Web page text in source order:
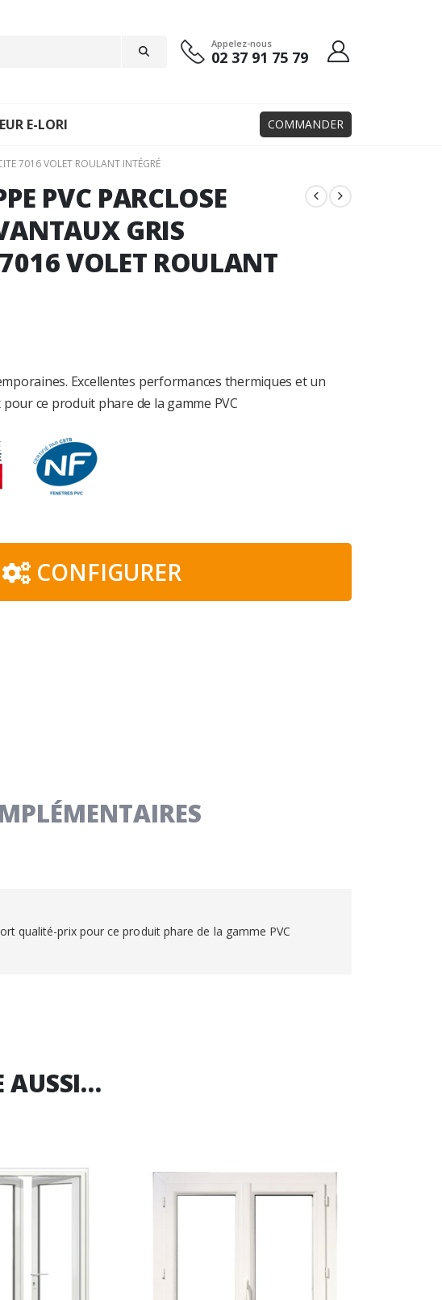
Appelez-nous
02 37 91 75 79
E-LORI COMMANDER
7016 VOLET ROULANT INTÉGRÉ
PVC PARCLOSE
GRIS
VOLET ROULANT
Excellentes performances thermiques et un
ce produit phare de la gamme PVC
CONFIGURER
qualité-prix pour ce produit phare de la gamme PVC
AUSSI…